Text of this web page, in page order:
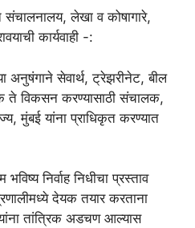
संचालनालय, लेखा व कोषागारे,
कार्यवाही -:
अनुषंगाने सेवार्थ, ट्रेझरीनेट, बील
ते विकसन करण्यासाठी संचालक,
मुंबई यांना प्राधिकृत करण्यात
निर्वाह निधीचा प्रस्ताव
देयक तयार करताना
तांत्रिक अडचण आल्यास